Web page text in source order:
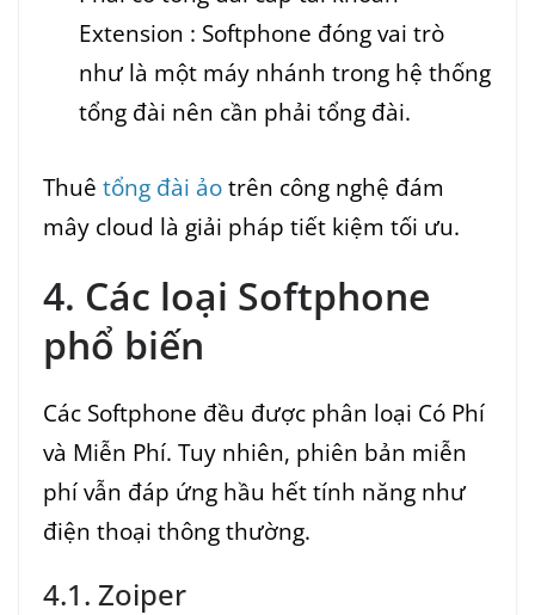
Extension : Softphone đóng vai trò
như là một máy nhánh trong hệ thống
tổng đài nên cần phải tổng đài.
Thuê tổng đài ảo trên công nghệ đám
mây cloud là giải pháp tiết kiệm tối ưu.
4. Các loại Softphone
phổ biến
Các Softphone đều được phân loại Có Phí
và Miễn Phí. Tuy nhiên, phiên bản miễn
phí vẫn đáp ứng hầu hết tính năng như
điện thoại thông thường.
4.1. Zoiper